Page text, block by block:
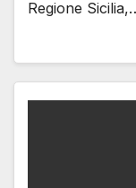
Regione